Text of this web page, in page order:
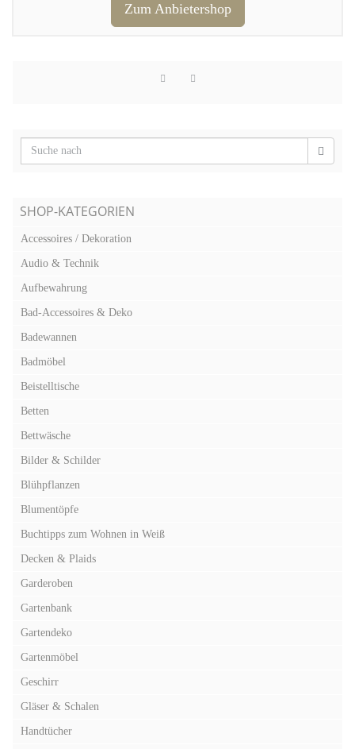
Zum Anbietershop
SHOP-KATEGORIEN
Accessoires / Dekoration
Audio & Technik
Aufbewahrung
Bad-Accessoires & Deko
Badewannen
Badmöbel
Beistelltische
Betten
Bettwäsche
Bilder & Schilder
Blühpflanzen
Blumentöpfe
Buchtipps zum Wohnen in Weiß
Decken & Plaids
Garderoben
Gartenbank
Gartendeko
Gartenmöbel
Geschirr
Gläser & Schalen
Handtücher